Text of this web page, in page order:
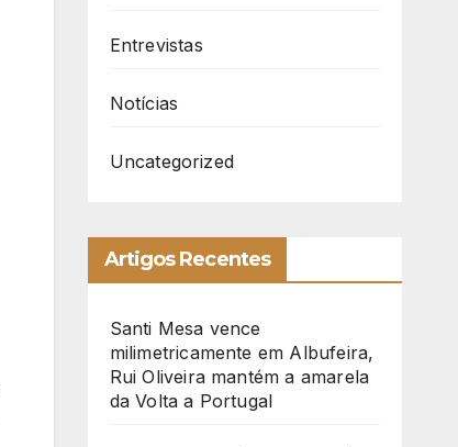
Entrevistas
Notícias
Uncategorized
Artigos Recentes
Santi Mesa vence
milimetricamente em Albufeira,
Rui Oliveira mantém a amarela
da Volta a Portugal